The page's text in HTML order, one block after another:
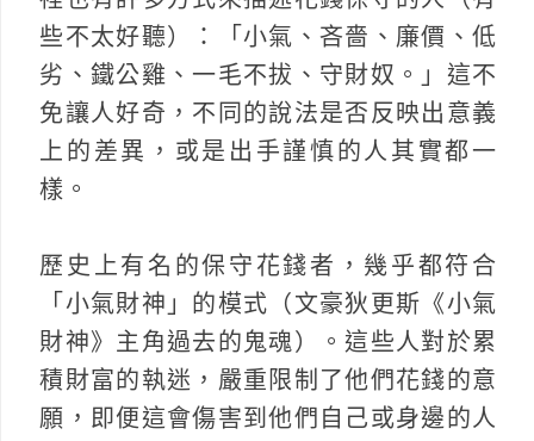
些不太好聽）：「小氣、吝嗇、廉價、低
劣、鐵公雞、一毛不拔、守財奴。」這不
免讓人好奇，不同的說法是否反映出意義
上的差異，或是出手謹慎的人其實都一
樣。
歷史上有名的保守花錢者，幾乎都符合
「小氣財神」的模式（文豪狄更斯《小氣
財神》主角過去的鬼魂）。這些人對於累
積財富的執迷，嚴重限制了他們花錢的意
願，即便這會傷害到他們自己或身邊的人